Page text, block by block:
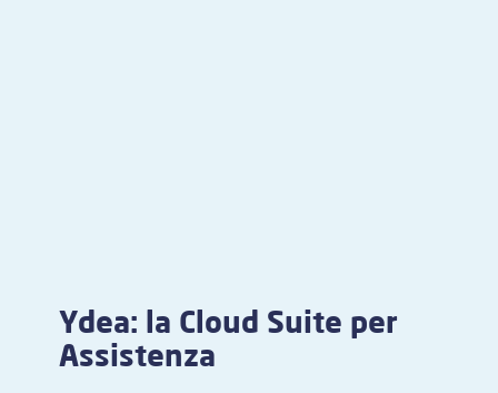
Ydea: la Cloud Suite per
Assistenza